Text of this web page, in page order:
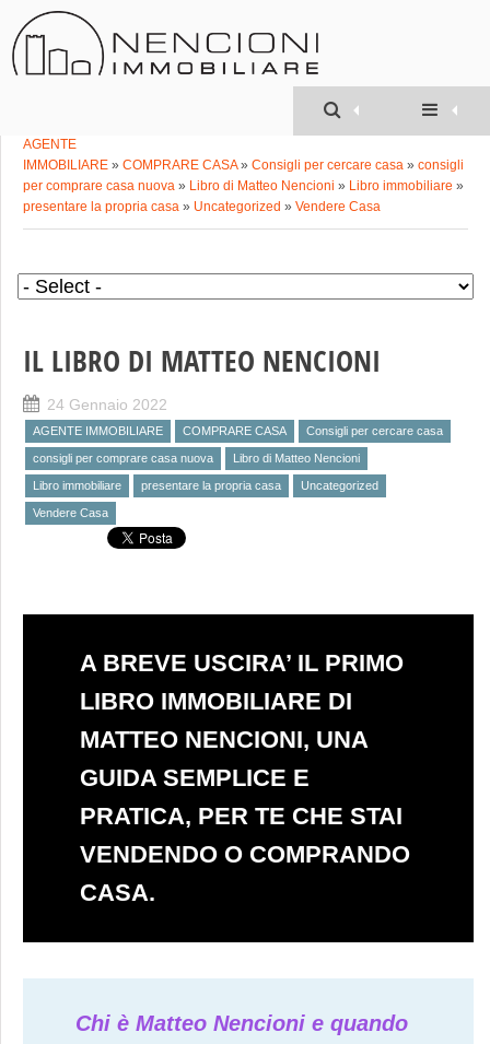
AGENTE
IMMOBILIARE » COMPRARE CASA» Consigli per cercare casa » consigli
per comprare casa nuova » Libro di Matteo Nencioni » Libro immobiliare »
presentare la propria casa » Uncategorized » Vendere Casa
IL LIBRO DI MATTEO NENCIONI
24 Gennaio 2022
AGENTE IMMOBILIARE COMPRARE CASA Consigli per cercare casa
consigli per comprare casa nuova Libro di Matteo Nencioni
Libro immobiliare presentare la propria casa Uncategorized
Vendere Casa
A BREVE USCIRA’ IL PRIMO
LIBRO IMMOBILIARE DI
MATTEO NENCIONI, UNA
GUIDA SEMPLICE E
PRATICA, PER TE CHE STAI
VENDENDO O COMPRANDO
CASA.
Chi è Matteo Nencioni e quando